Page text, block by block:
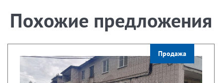
Похожие предложения
Продажа